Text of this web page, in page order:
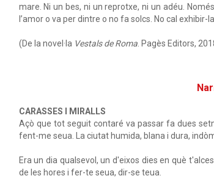
mare. Ni un bes, ni un reprotxe, ni un adéu.
l’amor o va per dintre o no fa solcs. No cal exhibir-
(De la novel·la Vestals de Roma. Pagès Editors,
CARASSES I MIRALLS
Açò que tot seguit contaré va passar fa dues
fent-me seua. La ciutat humida, blana i dura,
Era un dia qualsevol, un d'eixos dies en què
de les hores i fer-te seua, dir-se teua.